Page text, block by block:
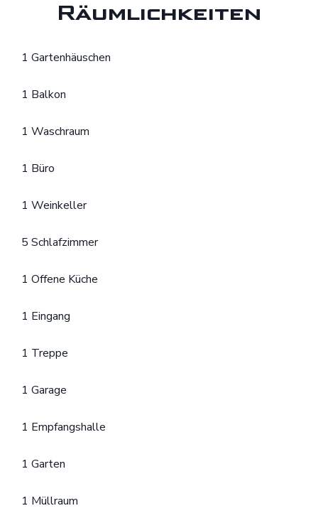
Räumlichkeiten
1 Gartenhäuschen
1 Balkon
1 Waschraum
1 Büro
1 Weinkeller
5 Schlafzimmer
1 Offene Küche
1 Eingang
1 Treppe
1 Garage
1 Empfangshalle
1 Garten
1 Müllraum